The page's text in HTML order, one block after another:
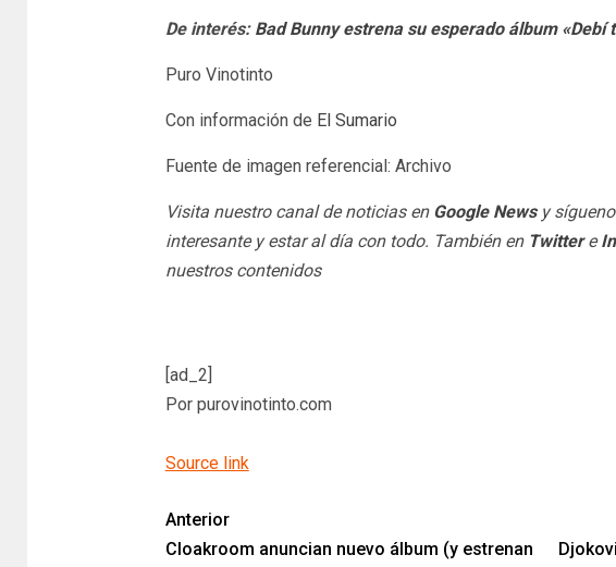
De interés: Bad Bunny estrena su esperado álbum «Debí
Puro Vinotinto
Con información de El Sumario
Fuente de imagen referencial: Archivo
Visita nuestro canal de noticias en Google Newsy
interesante y estar al día con todo. También en Twittere
nuestros contenidos
[ad_2]
Por purovinotinto.com
Source link
Anterior
Cloakroom anuncian nuevo álbum (y estrenan